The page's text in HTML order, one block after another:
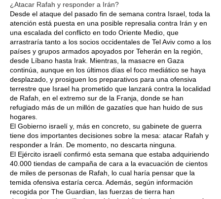
¿Atacar Rafah y responder a Irán?
Desde el ataque del pasado fin de semana contra Israel, toda la
atención está puesta en una posible represalia contra Irán y en
una escalada del conflicto en todo Oriente Medio, que
arrastraría tanto a los socios occidentales de Tel Aviv como a los
países y grupos armados apoyados por Teherán en la región,
desde Líbano hasta Irak. Mientras, la masacre en Gaza
continúa, aunque en los últimos días el foco mediático se haya
desplazado, y prosiguen los preparativos para una ofensiva
terrestre que Israel ha prometido que lanzará contra la localidad
de Rafah, en el extremo sur de la Franja, donde se han
refugiado más de un millón de gazatíes que han huido de sus
hogares.
El Gobierno israelí y, más en concreto, su gabinete de guerra
tiene dos importantes decisiones sobre la mesa: atacar Rafah y
responder a Irán. De momento, no descarta ninguna.
El Ejército israelí confirmó esta semana que estaba adquiriendo
40.000 tiendas de campaña de cara a la evacuación de cientos
de miles de personas de Rafah, lo cual haría pensar que la
temida ofensiva estaría cerca. Además, según información
recogida por The Guardian, las fuerzas de tierra han